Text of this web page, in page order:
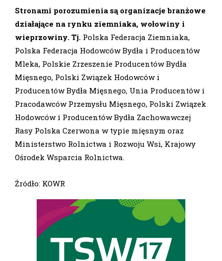
Stronami porozumienia są organizacje branżowe
działające na rynku ziemniaka, wołowiny i
wieprzowiny. Tj. Polska Federacja Ziemniaka,
Polska Federacja Hodowców Bydła i Producentów
Mleka, Polskie Zrzeszenie Producentów Bydła
Mięsnego, Polski Związek Hodowców i
Producentów Bydła Mięsnego, Unia Producentów i
Pracodawców Przemysłu Mięsnego, Polski Związek
Hodowców i Producentów Bydła Zachowawczej
Rasy Polska Czerwona w typie mięsnym oraz
Ministerstwo Rolnictwa i Rozwoju Wsi, Krajowy
Ośrodek Wsparcia Rolnictwa.
Źródło: KOWR